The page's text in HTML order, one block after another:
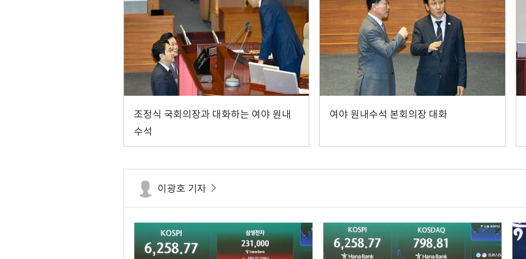
조정식 국회의장과 대화하는 여야 원내
수석
여야 원내수석 본회의장 대화
이광호 기자